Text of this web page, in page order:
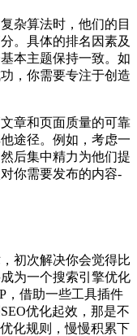
杂算法时，他们的目
。具体的排名因素及
本主题保持一致。如
，你需要专注于创造
章和页面质量的可靠
途径。例如，考虑一
后集中精力为他们提
你需要发布的内容-
初次解决你会觉得比
为一个搜索引擎优化
，借助一些工具插件
优化起效，那是不
化规则，慢慢积累下